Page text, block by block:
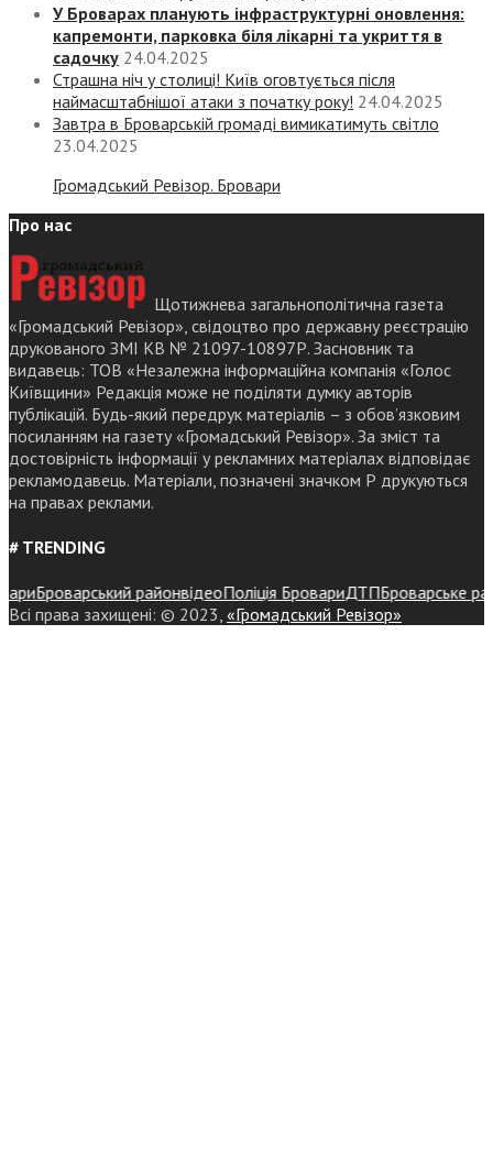
У Броварах планують інфраструктурні оновлення:
капремонти, парковка біля лікарні та укриття в
садочку 24.04.2025
Страшна ніч у столиці! Київ оговтується після
наймасштабнішої атаки з початку року! 24.04.2025
Завтра в Броварській громаді вимикатимуть світло
23.04.2025
Громадський Ревізор. Бровари
Про нас
Щотижнева загальнополітична газета
«Громадський Ревізор», свідоцтво про державну реєстрацію
друкованого ЗМІ КВ № 21097-10897Р. Засновник та
видавець: ТОВ «Незалежна інформаційна компанія «Голос
Київщини» Редакція може не поділяти думку авторів
публікацій. Будь-який передрук матеріалів – з обов’язковим
посиланням на газету «Громадський Ревізор». За зміст та
достовірність інформації у рекламних матеріалах відповідає
рекламодавець. Матеріали, позначені значком Р друкуються
на правах реклами.
# TRENDING
Броварський районвідеоПоліція БровариДТПБроварське
Всі права захищені: © 2023, «Громадський Ревізор»